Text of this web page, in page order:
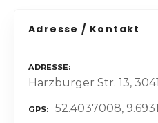
Adresse / Kontakt
ADRESSE
Harzburger Str. 13,
GPS 52.4037008,